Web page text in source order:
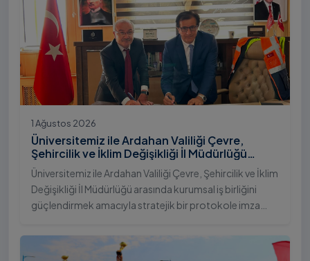
1 Ağustos 2026
Üniversitemiz ile Ardahan Valiliği Çevre,
Şehircilik ve İklim Değişikliği İl Müdürlüğü
Arasında İş Birliği Protokolü İmzalandı
Üniversitemiz ile Ardahan Valiliği Çevre, Şehircilik ve İklim
Değişikliği İl Müdürlüğü arasında kurumsal iş birliğini
güçlendirmek amacıyla stratejik bir protokole imza